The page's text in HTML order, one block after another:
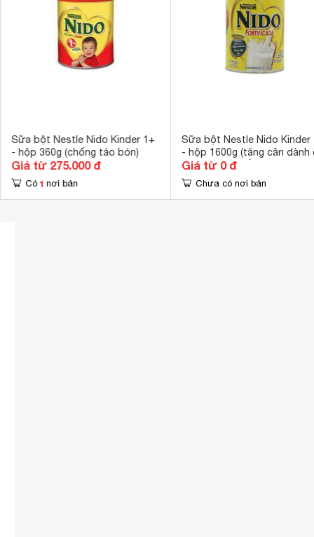
Sữa bột Nestle Nido Kinder 1+
- hộp 360g (chống táo bón)
Giá từ 275.000 đ
Có 1 nơi bán
Sữa bột Nestle Nido Kinder
- hộp 1600g (tăng cân dành
trẻ từ 1 - 3 tuổi)
Giá từ 0 đ
Chưa có nơi bán